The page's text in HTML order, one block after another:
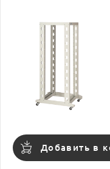
Добавить в